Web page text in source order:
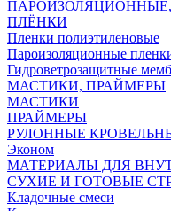
ПЛЁНКИ
Пленки полиэтиленовые
Пароизоляционные
Гидроветрозащитные
МАСТИКИ, ПРАЙМЕРЫ
МАСТИКИ
ПРАЙМЕРЫ
РУЛОННЫЕ
Эконом
МАТЕРИАЛЫ ДЛЯ
СУХИЕ И ГОТОВЫЕ
Кладочные смеси